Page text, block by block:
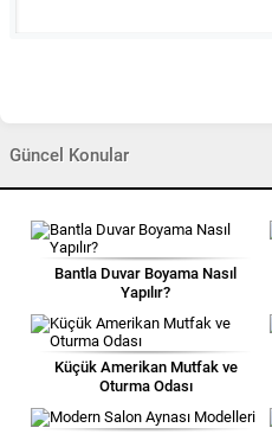
Güncel Konular
Bantla Duvar Boyama Nasıl
Yapılır?
Küçük Amerikan Mutfak ve
Oturma Odası